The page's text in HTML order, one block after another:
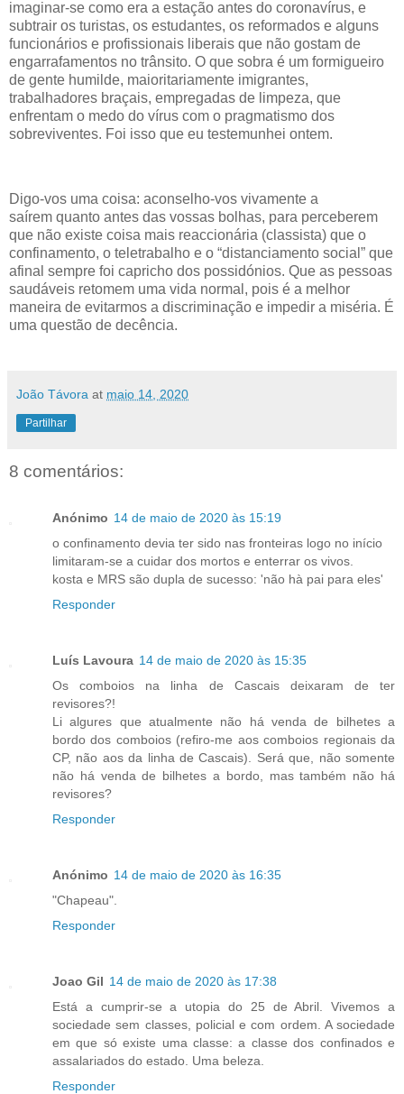
imaginar-se como era a estação antes do coronavírus, e
subtrair os turistas, os estudantes, os reformados e alguns
funcionários e profissionais liberais que não gostam de
engarrafamentos no trânsito. O que sobra é um formigueiro
de gente humilde, maioritariamente imigrantes,
trabalhadores braçais, empregadas de limpeza, que
enfrentam o medo do vírus com o pragmatismo dos
sobreviventes. Foi isso que eu testemunhei ontem.
Digo-vos uma coisa: aconselho-vos vivamente a
saírem quanto antes das vossas bolhas, para perceberem
que não existe coisa mais reaccionária (classista) que o
confinamento, o teletrabalho e o “distanciamento social” que
afinal sempre foi capricho dos possidónios. Que as pessoas
saudáveis retomem uma vida normal, pois é a melhor
maneira de evitarmos a discriminação e impedir a miséria. É
uma questão de decência.
João Távora at maio 14, 2020
Partilhar
8 comentários:
Anónimo 14 de maio de 2020 às 15:19
o confinamento devia ter sido nas fronteiras logo no início
limitaram-se a cuidar dos mortos e enterrar os vivos.
kosta e MRS são dupla de sucesso: 'não hà pai para eles'
Responder
Luís Lavoura 14 de maio de 2020 às 15:35
Os comboios na linha de Cascais deixaram de ter
revisores?!
Li algures que atualmente não há venda de bilhetes a
bordo dos comboios (refiro-me aos comboios regionais da
CP, não aos da linha de Cascais). Será que, não somente
não há venda de bilhetes a bordo, mas também não há
revisores?
Responder
Anónimo 14 de maio de 2020 às 16:35
"Chapeau".
Responder
Joao Gil 14 de maio de 2020 às 17:38
Está a cumprir-se a utopia do 25 de Abril. Vivemos a
sociedade sem classes, policial e com ordem. A sociedade
em que só existe uma classe: a classe dos confinados e
assalariados do estado. Uma beleza.
Responder